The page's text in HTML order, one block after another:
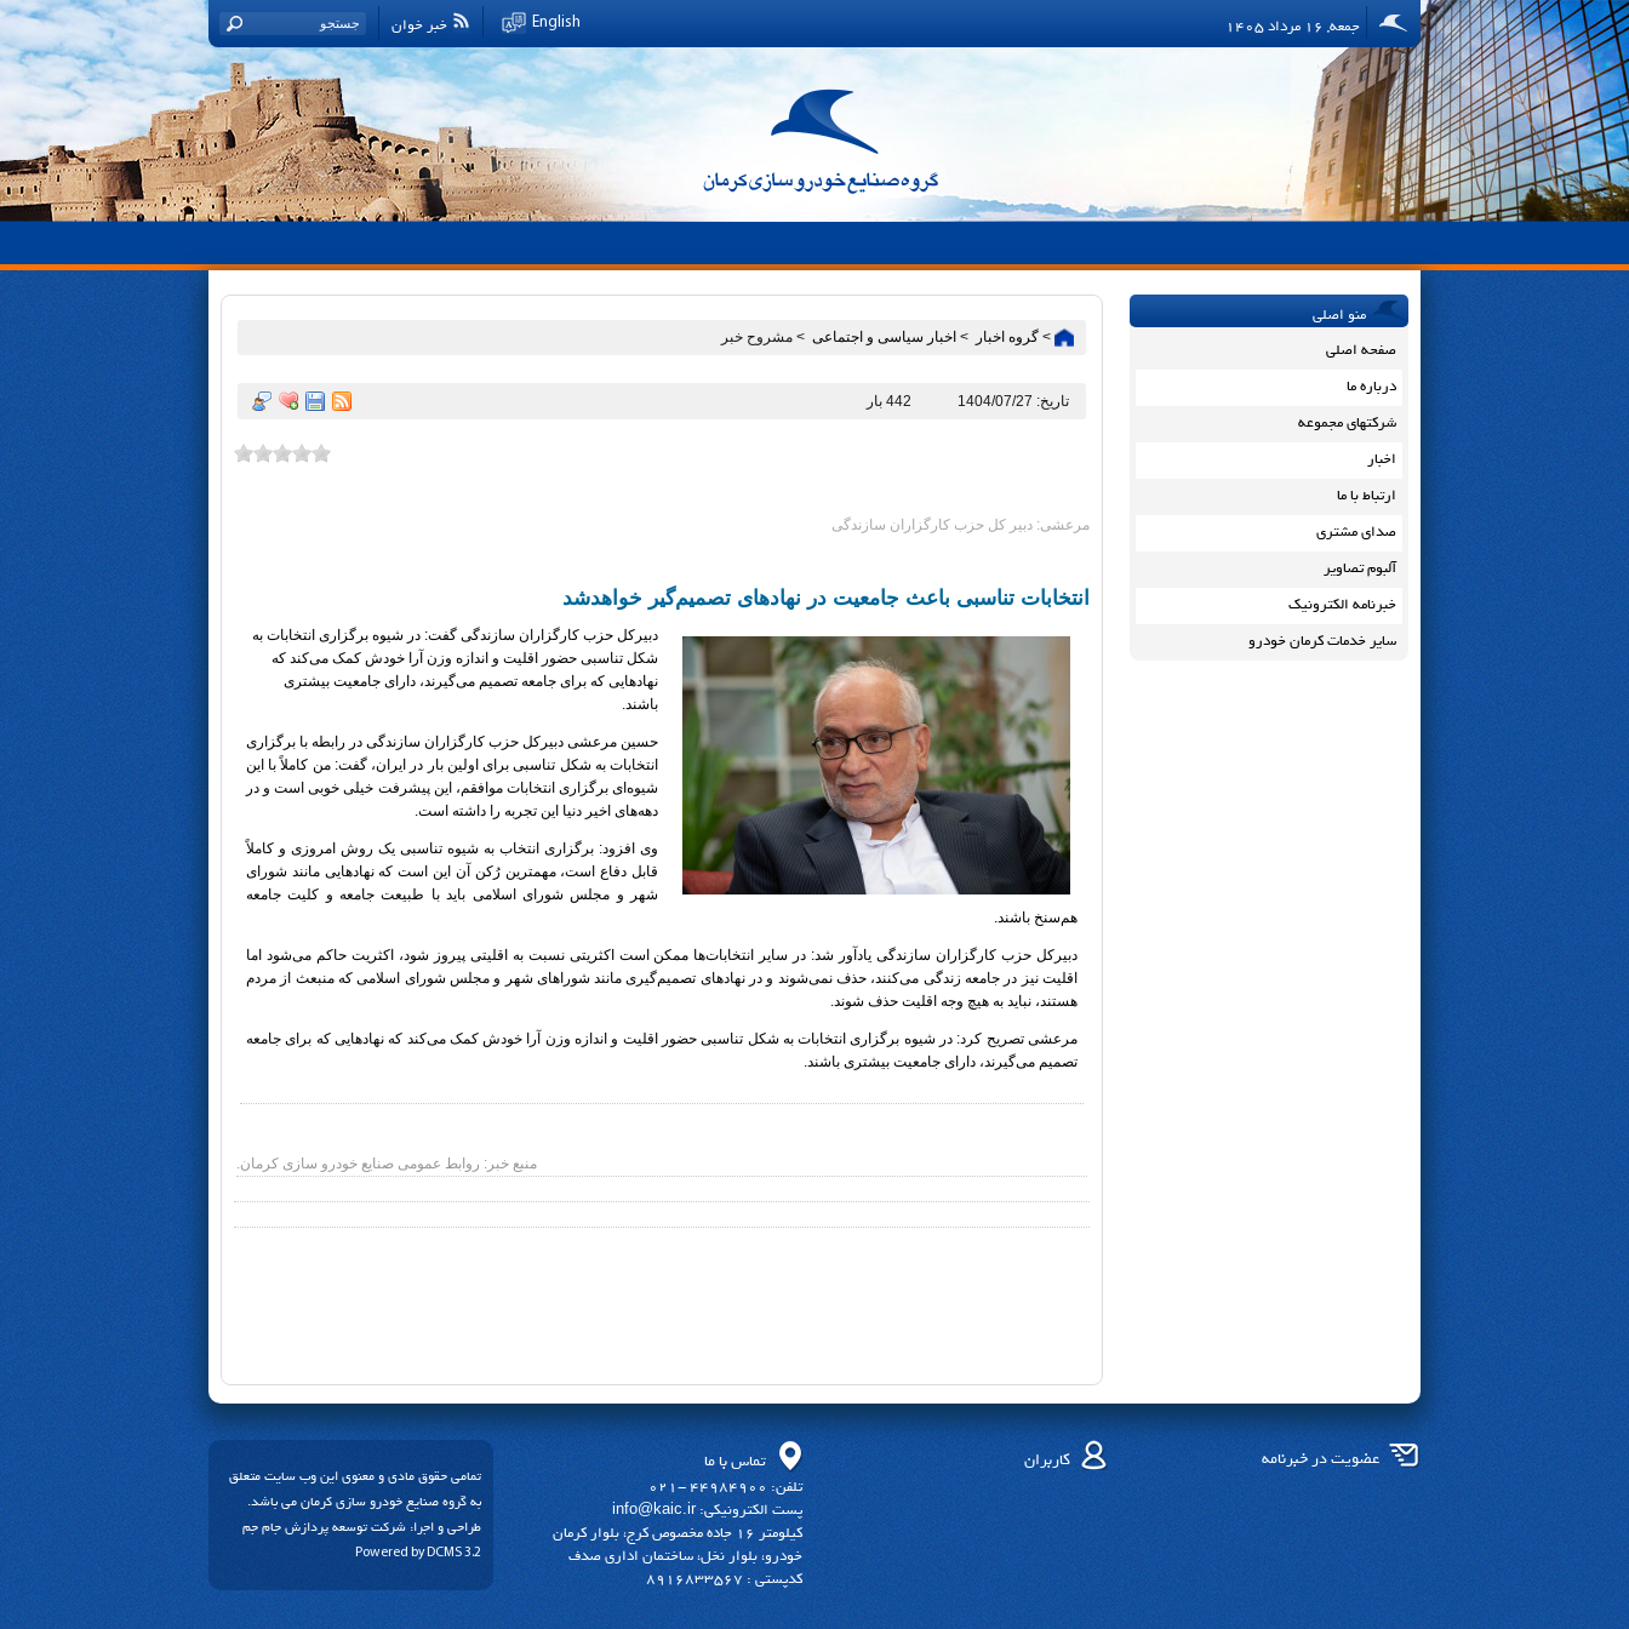
جمعه, 16 مرداد 1405 خبر خوان English
منو اصلی
صفحه اصلی
درباره ما
شرکتهای مجموعه
اخبار
ارتباط با ما
صدای مشتری
آلبوم تصاویر
خبرنامه الکترونیک
سایر خدمات کرمان خودرو
> گروه اخبار ‏ > اخبار سیاسی و اجتماعی ‏ > مشروح خبر
تاریخ: 1404/07/27 442 بار
مرعشی: دبیر کل حزب کارگزاران سازندگی
انتخابات تناسبی باعث جامعیت در نهادهای تصمیم‌گیر خواهدشد
دبیرکل حزب کارگزاران سازندگی گفت: در شیوه برگزاری انتخابات به
شکل تناسبی حضور اقلیت و اندازه وزن آرا خودش کمک می‌کند که
نهادهایی که برای جامعه تصمیم می‌گیرند، دارای جامعیت بیشتری
باشند.
حسین مرعشی دبیرکل حزب کارگزاران سازندگی در رابطه با برگزاری
انتخابات به شکل تناسبی برای اولین بار در ایران، گفت: من کاملاً با این
شیوه‌ای برگزاری انتخابات موافقم، این پیشرفت خیلی خوبی است و در
دهه‌های اخیر دنیا این تجربه را داشته است.
وی افزود: برگزاری انتخاب به شیوه تناسبی یک روش امروزی و کاملاً
قابل دفاع است، مهمترین رُکن آن این است که نهادهایی مانند شورای
شهر و مجلس شورای اسلامی باید با طبیعت جامعه و کلیت جامعه
هم‌سنخ باشند.
دبیرکل حزب کارگزاران سازندگی یادآور شد: در سایر انتخابات‌ها ممکن است اکثریتی نسبت به اقلیتی پیروز شود، اکثریت حاکم می‌شود اما
اقلیت نیز در جامعه زندگی می‌کنند، حذف نمی‌شوند و در نهادهای تصمیم‌گیری مانند شوراهای شهر و مجلس شورای اسلامی که منبعث از مردم
هستند، نباید به هیچ وجه اقلیت حذف شوند.
مرعشی تصریح کرد: در شیوه برگزاری انتخابات به شکل تناسبی حضور اقلیت و اندازه وزن آرا خودش کمک می‌کند که نهادهایی که برای جامعه
تصمیم می‌گیرند، دارای جامعیت بیشتری باشند.
منبع خبر: روابط عمومی صنایع خودرو سازی کرمان.
عضویت در خبرنامه کاربران
تماس با ما
تلفن: 44984900 -021
پست الکترونیکی: info@kaic.ir
کیلومتر 16 جاده مخصوص کرج، بلوار کرمان
خودرو، بلوار نخل، ساختمان اداری صدف
کدپستی : 8916833567
تمامی حقوق مادی و معنوی این وب سایت متعلق
به گروه صنایع خودرو سازی کرمان می باشد.
طراحی و اجرا: شرکت توسعه پردازش جام جم
Powered by DCMS 3.2